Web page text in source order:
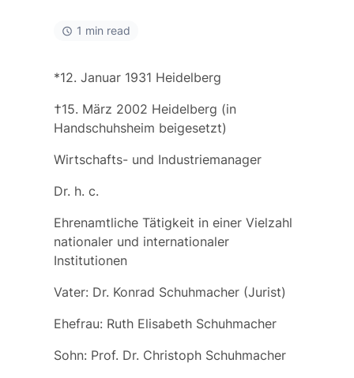
1 min read
*12. Januar 1931 Heidelberg
†15. März 2002 Heidelberg (in
Handschuhsheim beigesetzt)
Wirtschafts- und Industriemanager
Dr. h. c.
Ehrenamtliche Tätigkeit in einer Vielzahl
nationaler und internationaler
Institutionen
Vater: Dr. Konrad Schuhmacher(Jurist)
Ehefrau: Ruth Elisabeth Schuhmacher
Sohn: Prof. Dr. Christoph Schuhmacher